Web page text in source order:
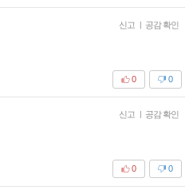
신고 | 공감 확인
0
0
신고 | 공감 확인
0
0